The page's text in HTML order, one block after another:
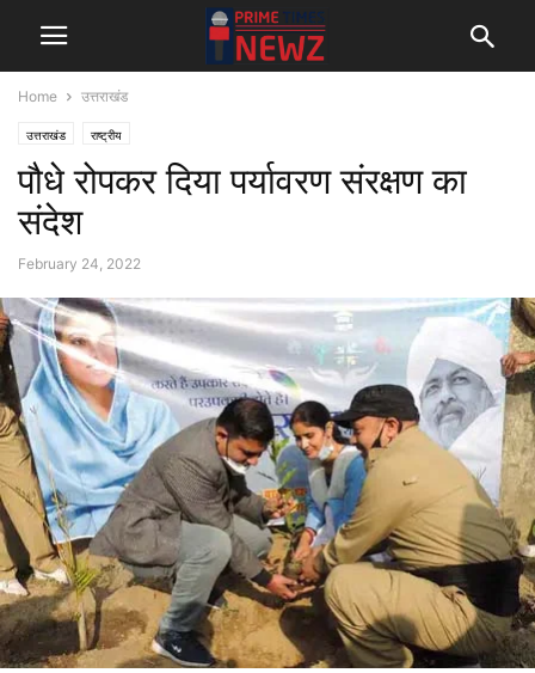
Home उत्तराखंड
उत्तराखंड राष्ट्रीय
पौधे रोपकर दिया पर्यावरण संरक्षण का
संदेश
February 24, 2022